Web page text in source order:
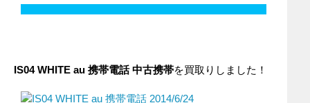
IS04 WHITE au 携帯電話 中古携帯を買取りしました！